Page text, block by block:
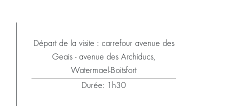
Départ de la visite : carrefour avenue des
Geais - avenue des Archiducs,
Watermael-Boitsfort
Durée: 1h30